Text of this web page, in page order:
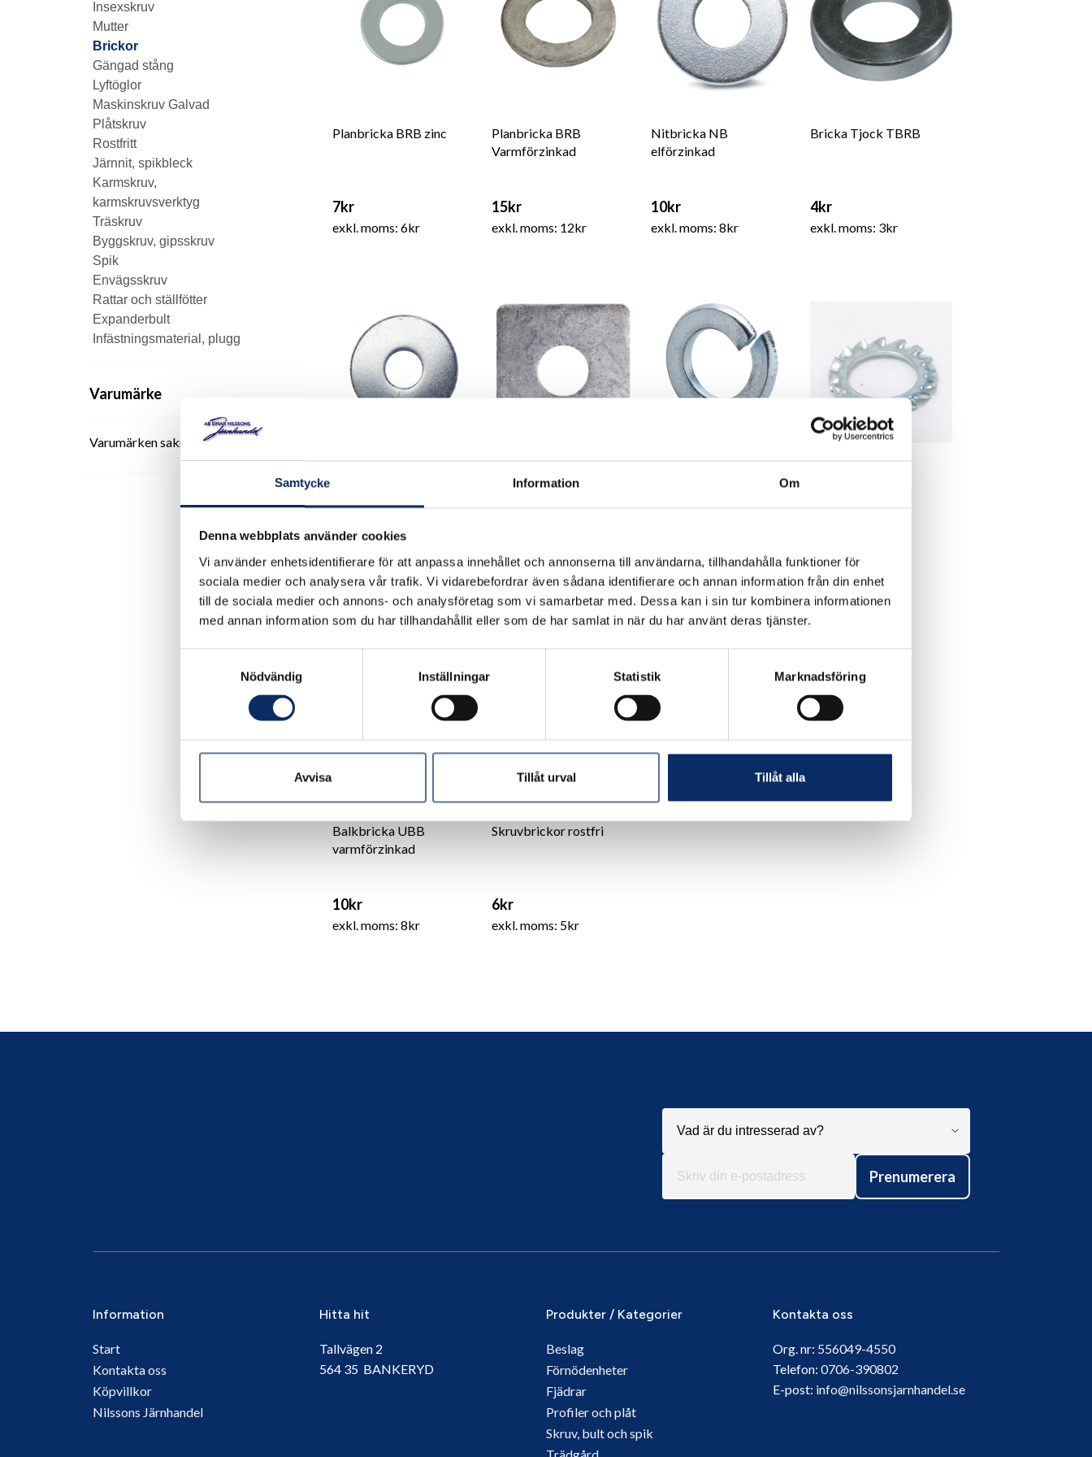
Samtycke Information Om
Denna webbplats använder cookies
Vi använder enhetsidentifierare för att anpassa innehållet och annonserna till användarna, tillhandahålla funktioner för
sociala medier och analysera vår trafik. Vi vidarebefordrar även sådana identifierare och annan information från din enhet
till de sociala medier och annons- och analysföretag som vi samarbetar med. Dessa kan i sin tur kombinera informationen
med annan information som du har tillhandahållit eller som de har samlat in när du har använt deras tjänster.
Nödvändig
Inställningar Statistik Marknadsföring
Avvisa Tillåt urval Tillåt alla
Insexskruv
Mutter
Brickor
Gängad stång
Lyftöglor
Maskinskruv Galvad
Plåtskruv
Rostfritt
Järnnit, spikbleck
Karmskruv,
karmskruvsverktyg
Träskruv
Byggskruv, gipsskruv
Spik
Envägsskruv
Rattar och ställfötter
Expanderbult
Infästningsmaterial, plugg
Varumärke
Varumärken saknas
Planbricka BRB zinc
7kr
exkl. moms: 6kr
Planbricka BRB
Varmförzinkad
15kr
exkl. moms: 12kr
Nitbricka NB
elförzinkad
10kr
exkl. moms: 8kr
Bricka Tjock TBRB
4kr
exkl. moms: 3kr
3kr
exkl. moms: 2kr
Fyrkantsbricka
4kr
exkl. moms: 3kr
7kr
exkl. moms: 6kr
7kr
exkl. moms: 6kr
Balkbricka UBB
varmförzinkad
10kr
exkl. moms: 8kr
Skruvbrickor rostfri
6kr
exkl. moms: 5kr
Prenumerera
Information
Start
Kontakta oss
Köpvillkor
Nilssons Järnhandel
Hitta hit
Tallvägen 2
564 35 BANKERYD
Produkter / Kategorier
Beslag
Förnödenheter
Fjädrar
Profiler och plåt
Skruv, bult och spik
Kontakta oss
Org. nr: 556049-4550
Telefon: 0706-390802
E-post: info@nilssonsjarnhandel.se